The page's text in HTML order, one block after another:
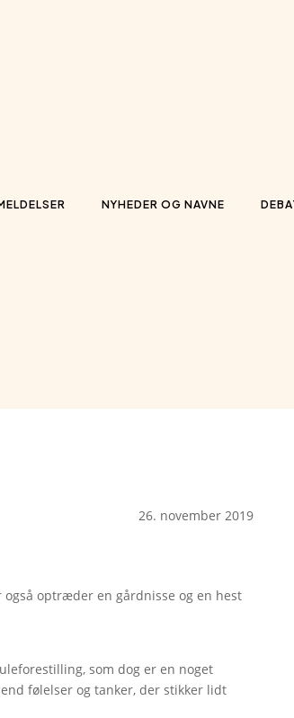
NYHEDER OG NAVNE
26. november 2019
optræder en gårdnisse og en hest
som dog er en noget
følelser og tanker, der stikker lidt